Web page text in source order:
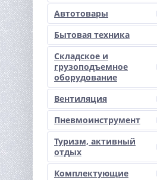
Автотовары
Бытовая техника
Складское и
грузоподъемное
оборудование
Вентиляция
Пневмоинструмент
Туризм, активный
отдых
Комплектующие